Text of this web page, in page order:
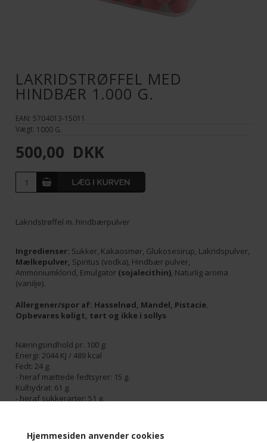
Hjemmesiden anvender cookies
LAKRIDSTRØFFEL MED
HINDBÆR 1.000 G.
EAN: 5704013-15011
Vægt: 1000 G.
500,00 DKK
Lakridstrøffel m. hindbærpulver
Ingredienser: Sukker, Kakaosmør, Glukosesirup, Lakridspulver,
Mælkepulver, Spiritus (vodka), Hindbær pulver,
Ammoniumklorid, Emulgator (sojalecithin), Naturlig aroma
(vanilje).
Allergener/spor af: Hasselnød, Mandel, Pistacie.
Opbevares køligt, tørt og ikke i sollys
Næringsindhold pr. 100 g:
Energi: 2044 KJ / 489 kcal
Fedt: 24 g.
- heraf mættede fedtsyrer: 15 g.
Kulhydrat: 61 g.
- heraf sukkerarter: 51 g.
Salt: 0,14 g.